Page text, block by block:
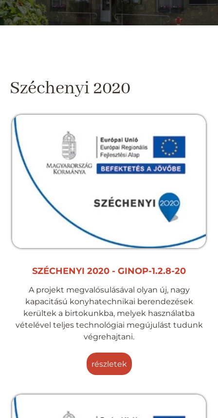
Széchenyi 2020
SZÉCHENYI 2020 - GINOP-1.2.8-20
A projekt megvalósulásával olyan új, nagy
kapacitású konyhatechnikai berendezések
kerültek a birtokunkba, melyek használatba
vételével teljes technológiai megújulást tudunk
végrehajtani.
részletek